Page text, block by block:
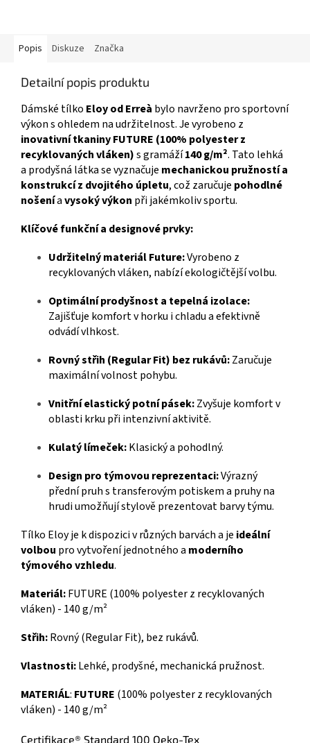
Popis Diskuze Značka
Detailní popis produktu
Dámské tílko Eloy od Erreà bylo navrženo pro sportovní
výkon s ohledem na udržitelnost. Je vyrobeno z
inovativní tkaniny FUTURE (100% polyester z
recyklovaných vláken)s gramáží140 g/m². Tato lehká
a prodyšná látka se vyznačuje mechanickou pružností a
konstrukcí z dvojitého úpletu, což zaručuje pohodlné
nošeníavysoký výkon při jakémkoliv sportu.
Klíčové funkční a designové prvky:
Udržitelný materiál Future:Vyrobeno z
recyklovaných vláken, nabízí ekologičtější volbu.
Optimální prodyšnost a tepelná izolace:
Zajišťuje komfort v horku i chladu a efektivně
odvádí vlhkost.
Rovný střih (Regular Fit) bez rukávů:Zaručuje
maximální volnost pohybu.
Vnitřní elastický potní pásek:Zvyšuje komfort v
oblasti krku při intenzivní aktivitě.
Kulatý límeček:Klasický a pohodlný.
Design pro týmovou reprezentaci:Výrazný
přední pruh s transferovým potiskem a pruhy na
hrudi umožňují stylově prezentovat barvy týmu.
Tílko Eloy je k dispozici v různých barvách a je ideální
volbou pro vytvoření jednotného a moderního
týmového vzhledu.
Materiál:FUTURE (100% polyester z recyklovaných
vláken) - 140 g/m²
Střih:Rovný (Regular Fit), bez rukávů.
Vlastnosti:Lehké, prodyšné, mechanická pružnost.
MATERIÁL: FUTURE (100% polyester z recyklovaných
vláken) - 140 g/m²
Certifikace® Standard 100 Oeko-Tex